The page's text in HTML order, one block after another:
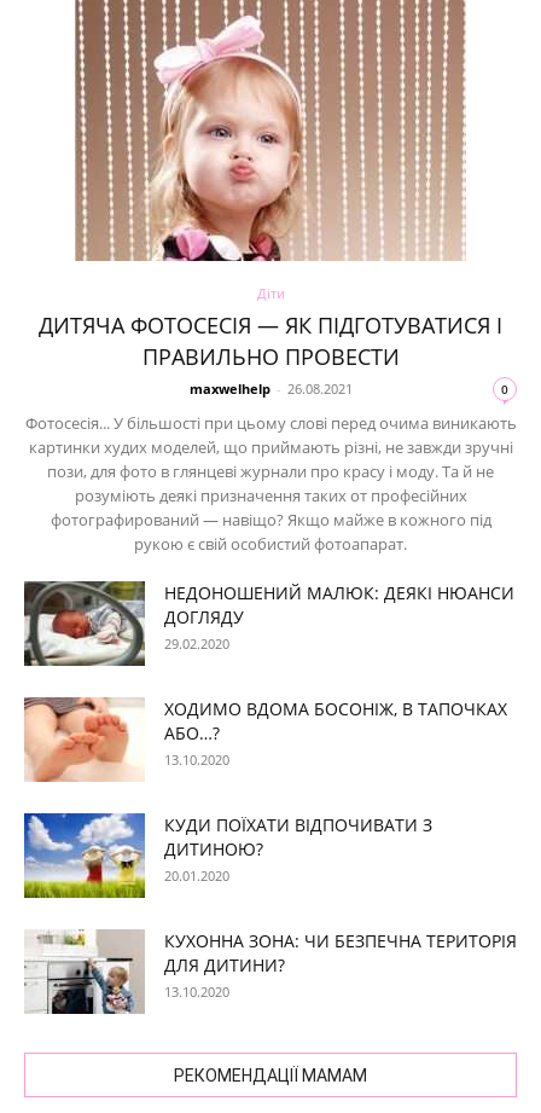
Діти
ДИТЯЧА ФОТОСЕСІЯ — ЯК ПІДГОТУВАТИСЯ І
ПРАВИЛЬНО ПРОВЕСТИ
maxwelhelp - 26.08.2021 0
Фотосесія... У більшості при цьому слові перед очима виникають
картинки худих моделей, що приймають різні, не завжди зручні
пози, для фото в глянцеві журнали про красу і моду. Та й не
розуміють деякі призначення таких от професійних
фотографирований — навіщо? Якщо майже в кожного під
рукою є свій особистий фотоапарат.
НЕДОНОШЕНИЙ МАЛЮК: ДЕЯКІ НЮАНСИ
ДОГЛЯДУ
29.02.2020
ХОДИМО ВДОМА БОСОНІЖ, В ТАПОЧКАХ
АБО…?
13.10.2020
КУДИ ПОЇХАТИ ВІДПОЧИВАТИ З
ДИТИНОЮ?
20.01.2020
КУХОННА ЗОНА: ЧИ БЕЗПЕЧНА ТЕРИТОРІЯ
ДЛЯ ДИТИНИ?
13.10.2020
РЕКОМЕНДАЦІЇ МАМАМ